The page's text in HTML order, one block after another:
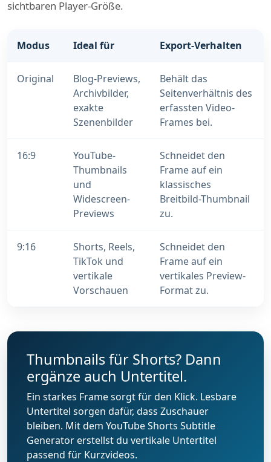
sichtbaren Player-Größe.
Modus Ideal für Export-Verhalten
Original
Blog-Previews,
Archivbilder,
exakte
Szenenbilder
Behält das
Seitenverhältnis des
erfassten Video-
Frames bei.
16:9
YouTube-
Thumbnails
und
Widescreen-
Previews
Schneidet den
Frame auf ein
klassisches
Breitbild-Thumbnail
zu.
9:16
Shorts, Reels,
TikTok und
vertikale
Vorschauen
Schneidet den
Frame auf ein
vertikales Preview-
Format zu.
Thumbnails für Shorts? Dann
ergänze auch Untertitel.
Ein starkes Frame sorgt für den Klick. Lesbare
Untertitel sorgen dafür, dass Zuschauer
bleiben. Mit dem YouTube Shorts Subtitle
Generator erstellst du vertikale Untertitel
passend für Kurzvideos.